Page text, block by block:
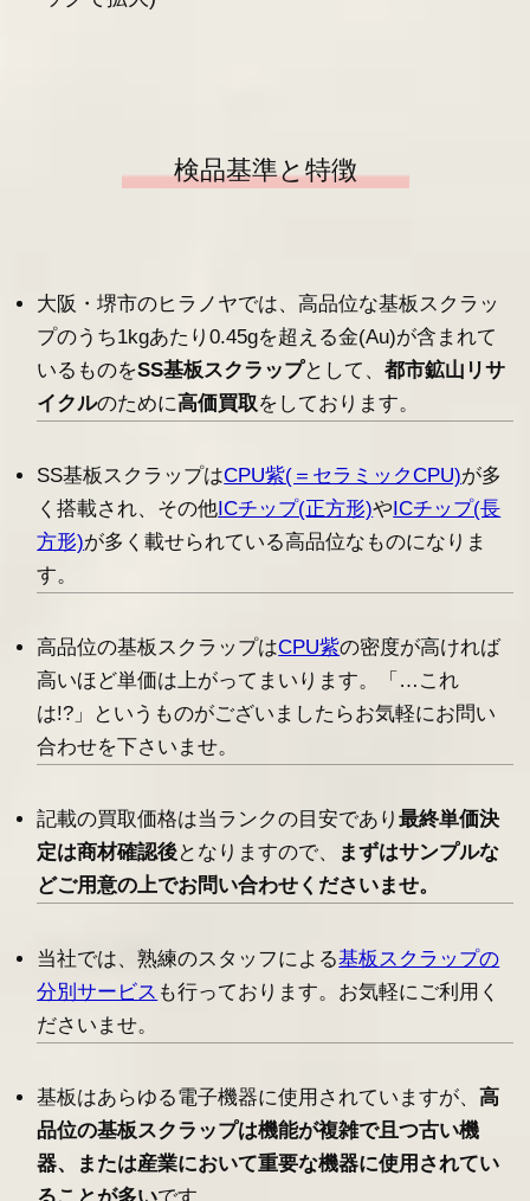
検品基準と特徴
大阪・堺市のヒラノヤでは、高品位な基板スクラッ
プのうち1kgあたり0.45gを超える金(Au)が含まれて
いるものをSS基板スクラップとして、都市鉱山リサ
イクルのために高価買取をしております。
SS基板スクラップはCPU紫(＝セラミックCPU)が多
く搭載され、その他ICチップ(正方形)やICチップ(長
方形)が多く載せられている高品位なものになりま
す。
高品位の基板スクラップはCPU紫の密度が高ければ
高いほど単価は上がってまいります。「…これ
は!?」というものがございましたらお気軽にお問い
合わせを下さいませ。
記載の買取価格は当ランクの目安であり最終単価決
定は商材確認後となりますので、
まずはサンプルな
どご用意の上でお問い合わせくださいませ。
当社では、熟練のスタッフによる基板スクラップの
分別サービス も行っております。お気軽にご利用く
ださいませ。
基板はあらゆる電子機器に使用されていますが、高
品位の基板スクラップは機能が複雑で且つ古い機
器、または産業において重要な機器に使用されてい